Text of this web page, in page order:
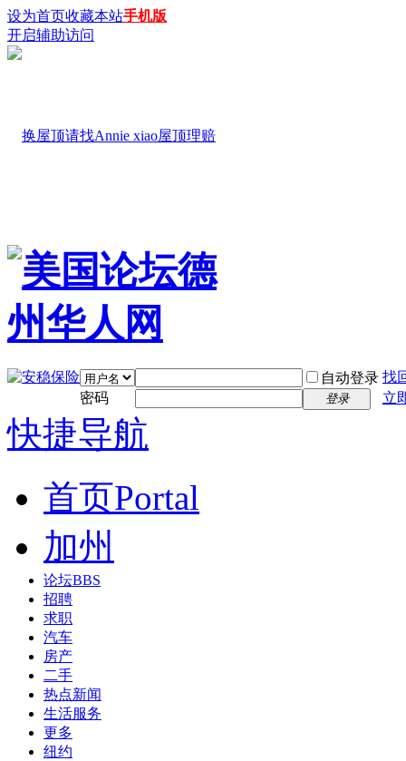
设为首页收藏本站手机版
开启辅助访问
自动登录 找
密码
登录 立
快捷导航
首页Portal
加州
论坛BBS
招聘
求职
汽车
房产
二手
热点新闻
生活服务
更多
纽约